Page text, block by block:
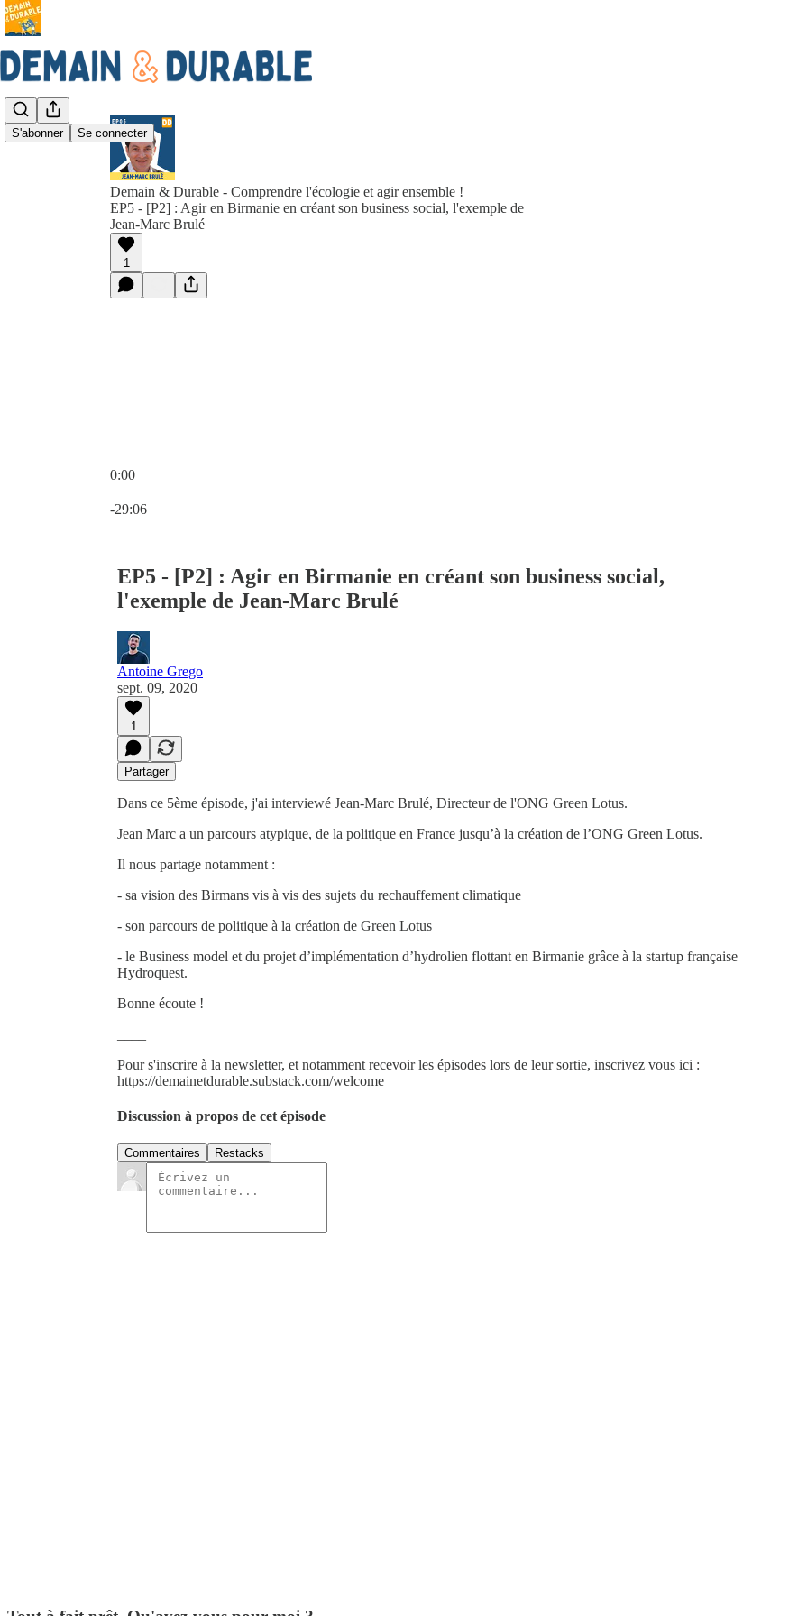
S'abonner Se connecter
Demain & Durable - Comprendre l'écologie et agir ensemble !
EP5 - [P2] : Agir en Birmanie en créant son business social, l'exemple de
Jean-Marc Brulé
1
0:00
-29:06
EP5 - [P2] : Agir en Birmanie en créant son business social,
l'exemple de Jean-Marc Brulé
Antoine Grego
sept. 09, 2020
1
Partager
Dans ce 5ème épisode, j'ai interviewé Jean-Marc Brulé, Directeur de l'ONG Green Lotus.
Jean Marc a un parcours atypique, de la politique en France jusqu’à la création de l’ONG Green Lotus.
Il nous partage notamment :
- sa vision des Birmans vis à vis des sujets du rechauffement climatique
- son parcours de politique à la création de Green Lotus
- le Business model et du projet d’implémentation d’hydrolien flottant en Birmanie grâce à la startup française
Hydroquest.
Bonne écoute !
Pour s'inscrire à la newsletter, et notamment recevoir les épisodes lors de leur sortie, inscrivez vous ici :
https://demainetdurable.substack.com/welcome
Discussion à propos de cet épisode
Commentaires Restacks